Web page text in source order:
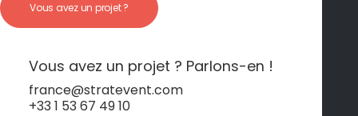
Vous avez un projet ?
Vous avez un projet ? Parlons-en !
france@stratevent.com
+33 1 53 67 49 10
Bars underground, clubs mythiques et concerts